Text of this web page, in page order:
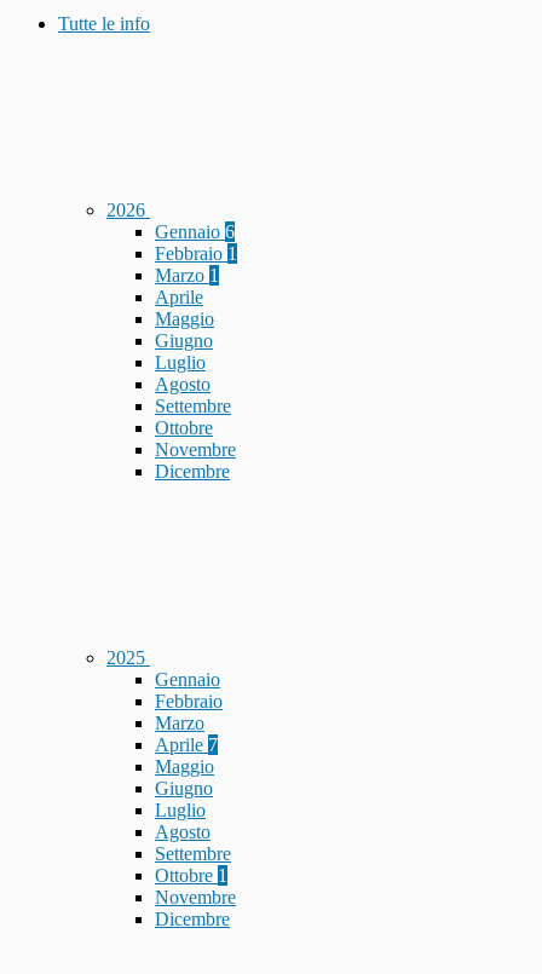
Tutte le info
2026
Gennaio 6
Febbraio 1
Marzo 1
Aprile
Maggio
Giugno
Luglio
Agosto
Settembre
Ottobre
Novembre
Dicembre
2025
Gennaio
Febbraio
Marzo
Aprile 7
Maggio
Giugno
Luglio
Agosto
Settembre
Ottobre 1
Novembre
Dicembre